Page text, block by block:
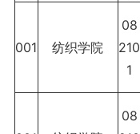
001 纺织学院
08
210
1
08